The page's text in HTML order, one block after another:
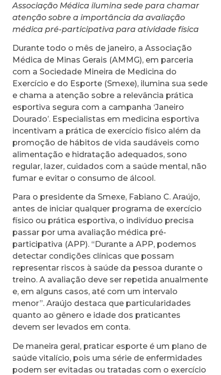
Associação Médica ilumina sede para chamar
atenção sobre a importância da avaliação
médica pré-participativa para atividade física
Durante todo o mês de janeiro, a Associação
Médica de Minas Gerais (AMMG), em parceria
com a Sociedade Mineira de Medicina do
Exercício e do Esporte (Smexe), ilumina sua sede
e chama a atenção sobre a relevância prática
esportiva segura com a campanha ‘Janeiro
Dourado’. Especialistas em medicina esportiva
incentivam a prática de exercício físico além da
promoção de hábitos de vida saudáveis como
alimentação e hidratação adequados, sono
regular, lazer, cuidados com a saúde mental, não
fumar e evitar o consumo de álcool.
Para o presidente da Smexe, Fabiano C. Araújo,
antes de iniciar qualquer programa de exercício
físico ou prática esportiva, o indivíduo precisa
passar por uma avaliação médica pré-
participativa (APP). “Durante a APP, podemos
detectar condições clínicas que possam
representar riscos à saúde da pessoa durante o
treino. A avaliação deve ser repetida anualmente
e, em alguns casos, até com um intervalo
menor”. Araújo destaca que particularidades
quanto ao gênero e idade dos praticantes
devem ser levados em conta.
De maneira geral, praticar esporte é um plano de
saúde vitalício, pois uma série de enfermidades
podem ser evitadas ou tratadas com o exercício